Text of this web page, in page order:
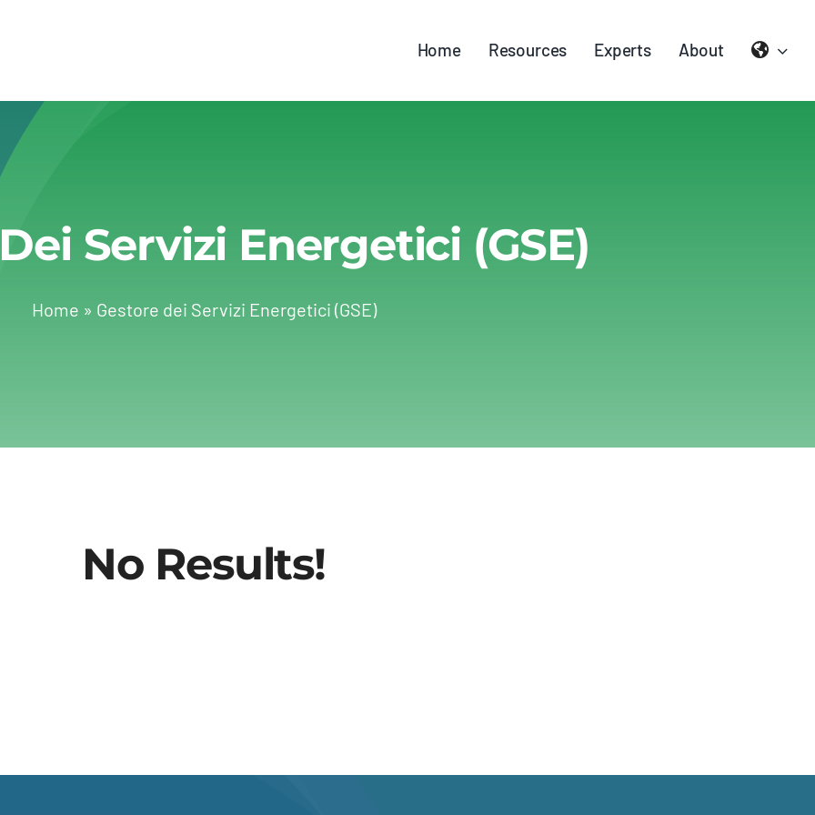
Home Resources Experts About
Servizi Energetici (GSE)
Home » Gestore dei Servizi Energetici (GSE)
No Results!